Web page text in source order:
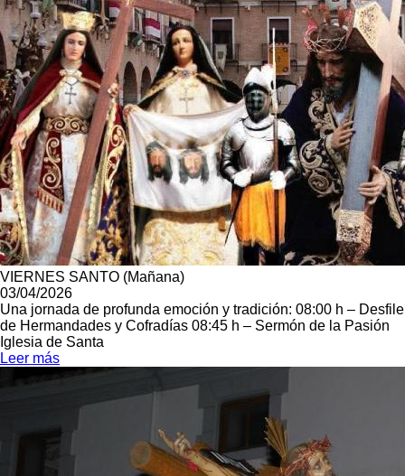
VIERNES SANTO (Mañana)
03/04/2026
Una jornada de profunda emoción y tradición: 08:00 h – Desfile
de Hermandades y Cofradías 08:45 h – Sermón de la Pasión
Iglesia de Santa
Leer más